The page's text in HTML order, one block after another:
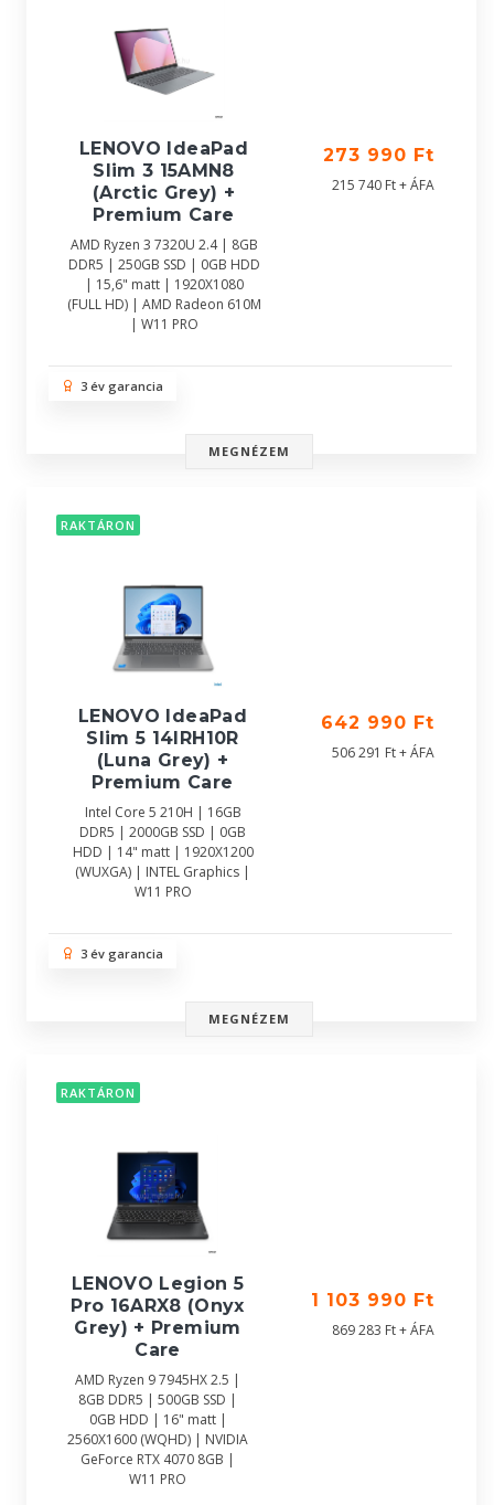
LENOVO IdeaPad
Slim 3 15AMN8
(Arctic Grey) +
Premium Care
AMD Ryzen 3 7320U 2.4 | 8GB
DDR5 | 250GB SSD | 0GB HDD
| 15,6" matt | 1920X1080
(FULL HD) | AMD Radeon 610M
| W11 PRO
273 990 Ft
215 740 Ft + ÁFA
3 év garancia
MEGNÉZEM
RAKTÁRON
LENOVO IdeaPad
Slim 5 14IRH10R
(Luna Grey) +
Premium Care
Intel Core 5 210H | 16GB
DDR5 | 2000GB SSD | 0GB
HDD | 14" matt | 1920X1200
(WUXGA) | INTEL Graphics |
W11 PRO
642 990 Ft
506 291 Ft + ÁFA
3 év garancia
MEGNÉZEM
RAKTÁRON
LENOVO Legion 5
Pro 16ARX8 (Onyx
Grey) + Premium
Care
AMD Ryzen 9 7945HX 2.5 |
8GB DDR5 | 500GB SSD |
0GB HDD | 16" matt |
2560X1600 (WQHD) | NVIDIA
GeForce RTX 4070 8GB |
W11 PRO
1 103 990 Ft
869 283 Ft + ÁFA